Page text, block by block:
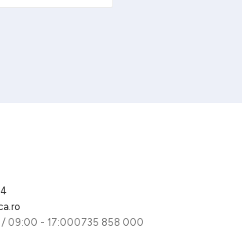
/ 09:00 - 17:000735 858 000